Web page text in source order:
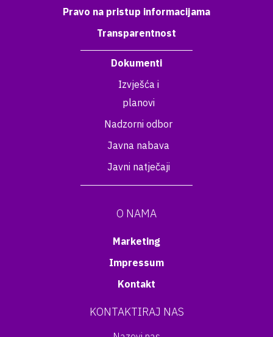
Pravo na pristup informacijama
Transparentnost
Dokumenti
Izvješća i
planovi
Nadzorni odbor
Javna nabava
Javni natječaji
O NAMA
Marketing
Impressum
Kontakt
KONTAKTIRAJ NAS